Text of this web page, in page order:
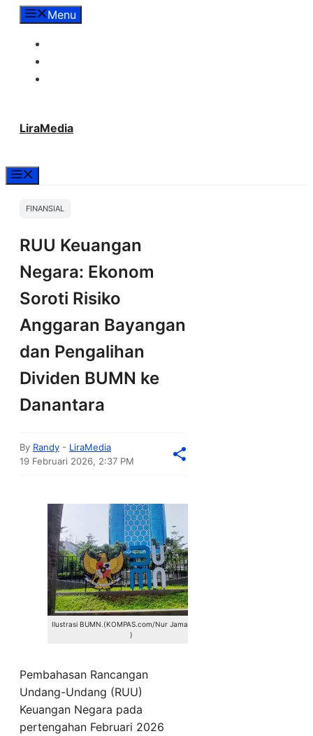
LangsungMenu
LiraMedia
FINANSIAL
RUU Keuangan
Negara: Ekonom
Soroti Risiko
Anggaran Bayangan
dan Pengalihan
Dividen BUMN ke
Danantara
By Randy - LiraMedia
19 Februari 2026, 2:37 PM
Ilustrasi BUMN.(KOMPAS.com/Nur Jamal Sha'id
)
Pembahasan Rancangan
Undang-Undang (RUU)
Keuangan Negara pada
pertengahan Februari 2026